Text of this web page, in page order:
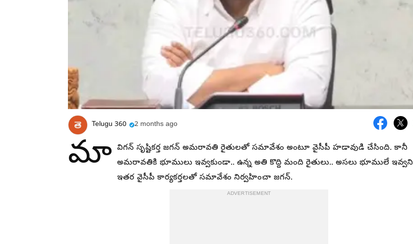
Telugu 360 2 months ago
మా విగన్ సృష్టికర్త జగన్ అమరావతి రైతులతో సమావేశం అంటూ వైసీపీ హడావుడి చేసింది. కానీ
అమరావతికి భూములు ఇవ్వకుండా.. ఉన్న అతి కొద్ది మంది రైతులు.. అసలు భూములే ఇవ్వని
ఇతర వైసీపీ కార్యకర్తలతో సమావేశం నిర్వహించా జగన్.
ADVERTISEMENT